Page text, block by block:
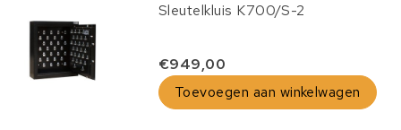
Sleutelkluis K700/S-2
€949,00
Toevoegen aan winkelwagen